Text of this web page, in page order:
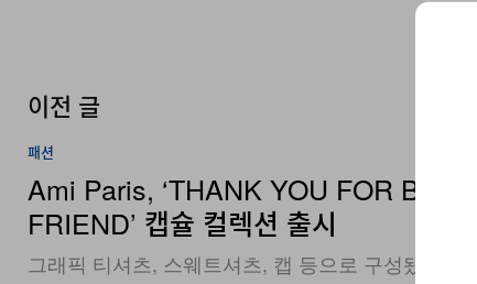
패션
Ami Paris, ‘THANK YOU FOR BEING
FRIEND’ 캡슐 컬렉션 출시
그래픽 티셔츠, 스웨트셔츠, 캡 등으로 구성됐다.
ByZoe Leung / Jul 29, 2026